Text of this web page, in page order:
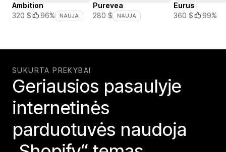
Ambition
320 $
96% NAUJA
Purevea
280 $
NAUJA
Eurus
360 $
99%
SUKURTA PREKYBAI
Geriausios pasaulyje
internetinės
parduotuvės naudoja